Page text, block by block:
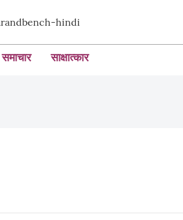
समाचार साक्षात्कार